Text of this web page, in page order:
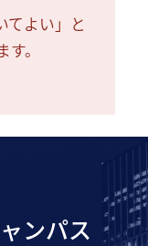
てよい」と
。
ンパス